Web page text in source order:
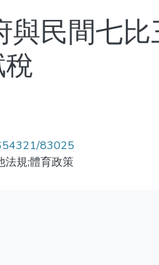
民間七
83025
法規;體育政策